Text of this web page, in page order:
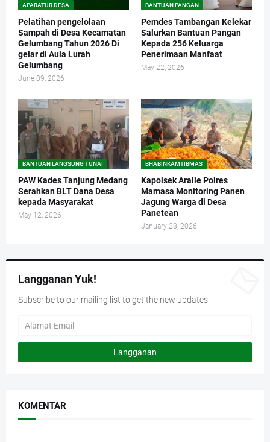
APARATUR DESA
Pelatihan pengelolaan
Sampah di Desa Kecamatan
Gelumbang Tahun 2026 Di
gelar di Aula Lurah
Gelumbang
June 09, 2026
BANTUAN PANGAN
Pemdes Tambangan Kelekar
Salurkan Bantuan Pangan
Kepada 256 Keluarga
Penerimaan Manfaat
May 22, 2026
BANTUAN LANGSUNG TUNAI
PAW Kades Tanjung Medang
Serahkan BLT Dana Desa
kepada Masyarakat
May 12, 2026
BHABINKAMTIBMAS
Kapolsek Aralle Polres
Mamasa Monitoring Panen
Jagung Warga di Desa
Panetean
January 28, 2026
Langganan Yuk!
Subscribe to our mailing list to get the new updates.
KOMENTAR